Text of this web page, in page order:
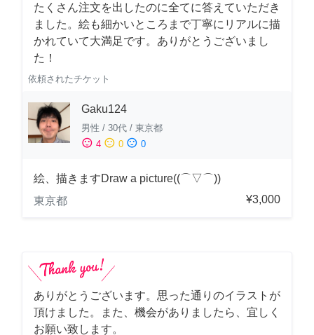
たくさん注文を出したのに全てに答えていただき
ました。絵も細かいところまで丁寧にリアルに描
かれていて大満足です。ありがとうございまし
た！
依頼されたチケット
Gaku124
男性 / 30代 / 東京都
sentiment_satisfied 4 sentiment_neutral 0 sentiment_dissatisfied 0
絵、描きますDraw a picture((⌒▽⌒))
東京都
¥3,000
ありがとうございます。思った通りのイラストが
頂けました。また、機会がありましたら、宜しく
お願い致します。